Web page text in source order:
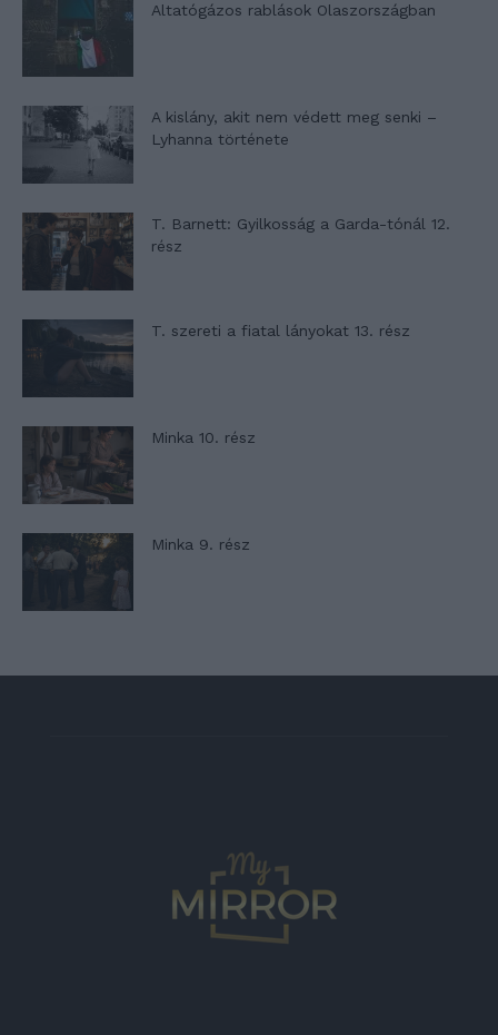
Altatógázos rablások Olaszországban
A kislány, akit nem védett meg senki –
Lyhanna története
T. Barnett: Gyilkosság a Garda-tónál 12.
rész
T. szereti a fiatal lányokat 13. rész
Minka 10. rész
Minka 9. rész